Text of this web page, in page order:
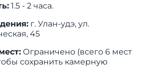
1.5 - 2 часа.
г. Улан-удэ, ул.
45
Ограничено (всего 6 мест
сохранить камерную